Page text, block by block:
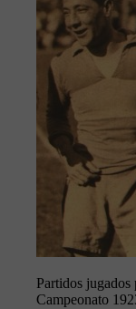
Partidos
Campeonato